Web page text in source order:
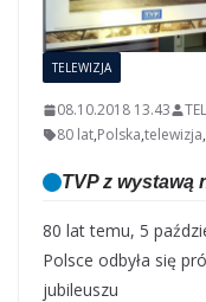
TELEWIZJA
08.10.2018 13.43
80 lat,Polska,telewizja,
TVP z wystawą
80 lat temu, 5
Polsce odbyła się
jubileuszu